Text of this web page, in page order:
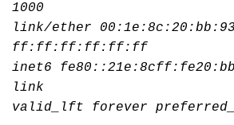
1000
link/ether
ff:ff:ff:ff:ff:ff
inet6
link
valid_lft forever